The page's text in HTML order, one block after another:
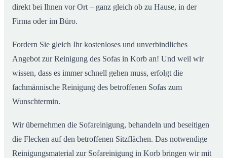
direkt bei Ihnen vor Ort – ganz gleich ob zu Hause, in der
Firma oder im Büro.
Fordern Sie gleich Ihr kostenloses und unverbindliches
Angebot zur Reinigung des Sofas in Korb an! Und weil wir
wissen, dass es immer schnell gehen muss, erfolgt die
fachmännische Reinigung des betroffenen Sofas zum
Wunschtermin.
Wir übernehmen die Sofareinigung, behandeln und beseitigen
die Flecken auf den betroffenen Sitzflächen. Das notwendige
Reinigungsmaterial zur Sofareinigung in Korb bringen wir mit